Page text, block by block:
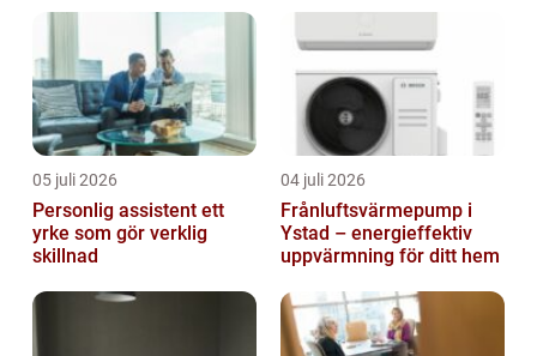
05 juli 2026
Personlig assistent ett
yrke som gör verklig
skillnad
04 juli 2026
Frånluftsvärmepump i
Ystad – energieffektiv
uppvärmning för ditt hem